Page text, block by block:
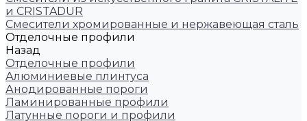
и CRISTADUR
Смесители хромированные и нержавеющая сталь
Отделочные профили
Назад
Отделочные профили
Алюминиевые плинтуса
Анодированные пороги
Ламинированные профили
Латунные пороги и профили